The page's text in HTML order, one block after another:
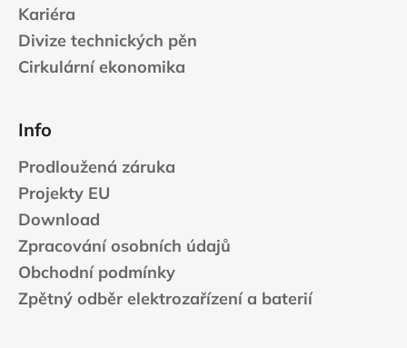
Kariéra
Divize technických pěn
Cirkulární ekonomika
Info
Prodloužená záruka
Projekty EU
Download
Zpracování osobních údajů
Obchodní podmínky
Zpětný odběr elektrozařízení a baterií